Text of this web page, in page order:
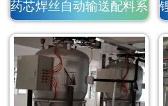
药芯焊丝自动输送配料系
统